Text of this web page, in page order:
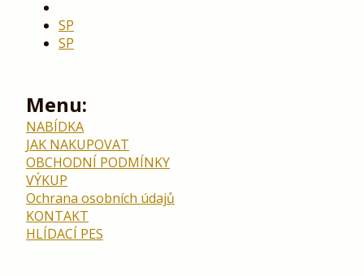
SP
SP
Menu:
NABÍDKA
JAK NAKUPOVAT
OBCHODNÍ PODMÍNKY
VÝKUP
Ochrana osobních údajů
KONTAKT
HLÍDACÍ PES